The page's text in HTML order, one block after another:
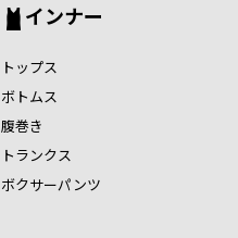
インナー
トップス
ボトムス
腹巻き
トランクス
ボクサーパンツ